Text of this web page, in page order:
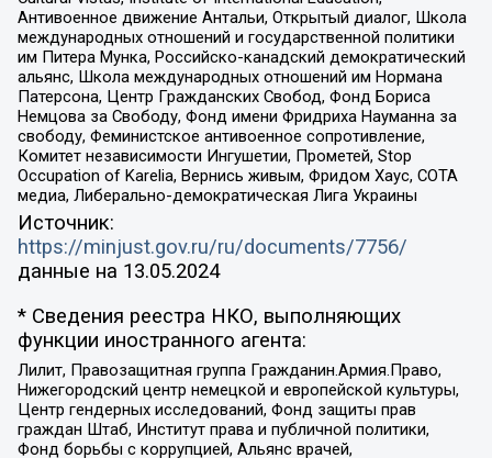
Антивоенное движение Антальи, Открытый диалог, Школа
международных отношений и государственной политики
им Питера Мунка, Российско-канадский демократический
альянс, Школа международных отношений им Нормана
Патерсона, Центр Гражданских Свобод, Фонд Бориса
Немцова за Свободу, Фонд имени Фридриха Науманна за
свободу, Феминистское антивоенное сопротивление,
Комитет независимости Ингушетии, Прометей, Stop
Occupation of Karelia, Вернись живым, Фридом Хаус, СОТА
медиа, Либерально-демократическая Лига Украины
Источник:
https://minjust.gov.ru/ru/documents/7756/
данные на 13.05.2024
* Сведения реестра НКО, выполняющих
функции иностранного агента:
Лилит, Правозащитная группа Гражданин.Армия.Право,
Нижегородский центр немецкой и европейской культуры,
Центр гендерных исследований, Фонд защиты прав
граждан Штаб, Институт права и публичной политики,
Фонд борьбы с коррупцией, Альянс врачей,